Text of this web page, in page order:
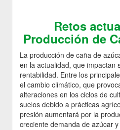
Retos
Producción de
La producción de caña de
en la actualidad, que impactan
rentabilidad. Entre los
el cambio climático, que
alteraciones en los ciclos de
suelos debido a prácticas
presión aumentará por la
creciente demanda de azúcar